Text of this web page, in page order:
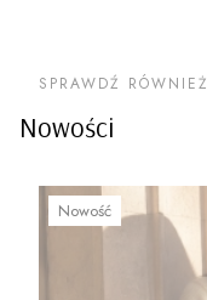
Nowości
SPRAWDŹ RÓWNIEŻ
Nowość